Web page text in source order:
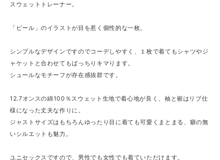
スウェットトレーナー。
「ビール」のイラストが目を惹く個性的な一枚。
シンプルなデザインですのでコーデしやすく、１枚で着てもシャツやジ
ャケットと合わせてもばっちりキマります。
シュールなモチーフが存在感抜群です。
12.7オンスの綿100％スウェット生地で着心地が良く、袖と裾はリブ仕
様になった丈夫な作りに。
ジャストサイズはもちろんゆったり目に着ても可愛くまとまる、癖の無
いシルエットも魅力。
ユニセックスですので、男性でも女性でも着ていただけます。